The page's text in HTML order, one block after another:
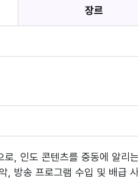
장르
로, 인도 콘텐츠를 중동에 알리
, 방송 프로그램 수입 및 배급